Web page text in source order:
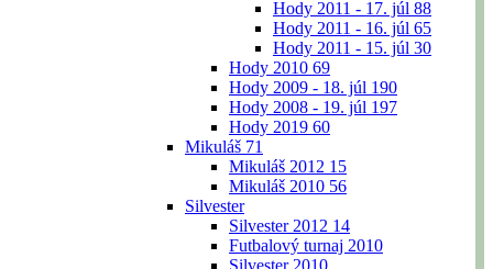
Hody 2011 - 17. júl 88
Hody 2011 - 16. júl 65
Hody 2011 - 15. júl 30
Hody 2010 69
Hody 2009 - 18. júl 190
Hody 2008 - 19. júl 197
Hody 2019 60
Mikuláš 71
Mikuláš 2012 15
Mikuláš 2010 56
Silvester
Silvester 2012 14
Futbalový turnaj 2010
Silvester 2010